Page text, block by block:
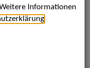
Informationen